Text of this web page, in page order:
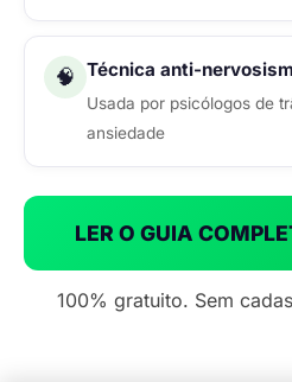
🧠 Técnica anti-
Usada por psicólogos de
ansiedade
LER O GUIA
100% gratuito. Sem